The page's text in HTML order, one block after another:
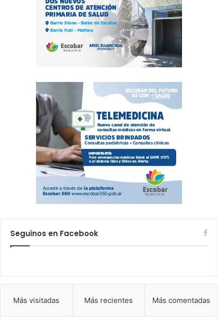
Seguinos en Facebook
Más visitadas Más recientes Más comentadas